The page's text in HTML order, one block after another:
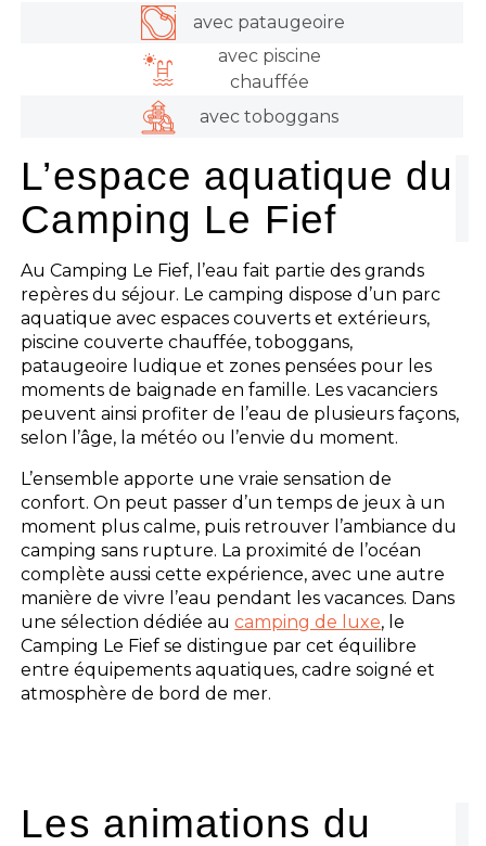
avec pataugeoire
avec piscine
chauffée
avec toboggans
L’espace aquatique du
Camping Le Fief
Au Camping Le Fief, l’eau fait partie des grands
repères du séjour. Le camping dispose d’un parc
aquatique avec espaces couverts et extérieurs,
piscine couverte chauffée, toboggans,
pataugeoire ludique et zones pensées pour les
moments de baignade en famille. Les vacanciers
peuvent ainsi profiter de l’eau de plusieurs façons,
selon l’âge, la météo ou l’envie du moment.
L’ensemble apporte une vraie sensation de
confort. On peut passer d’un temps de jeux à un
moment plus calme, puis retrouver l’ambiance du
camping sans rupture. La proximité de l’océan
complète aussi cette expérience, avec une autre
manière de vivre l’eau pendant les vacances. Dans
une sélection dédiée aucamping de luxe, le
Camping Le Fief se distingue par cet équilibre
entre équipements aquatiques, cadre soigné et
atmosphère de bord de mer.
Les animations du